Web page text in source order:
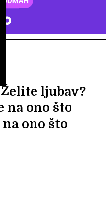
ljubav?
na ono što
ono što